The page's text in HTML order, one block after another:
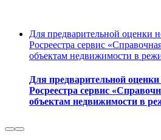
Для предварительной оценки
Росреестра сервис
объектам недвижимости в
Для предварительной
Росреестра сервис
объектам недвижимости в